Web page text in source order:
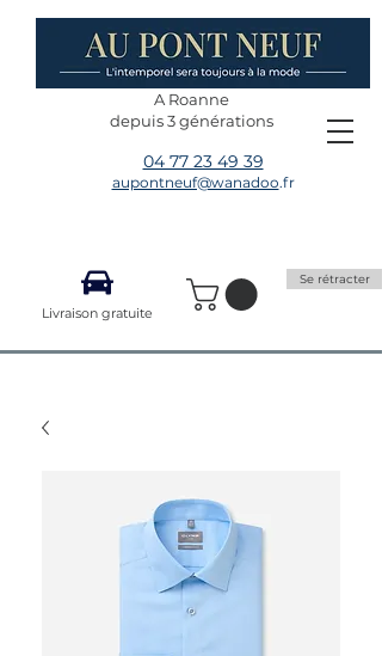
04 77 23 49 39
aupontneuf@wanadoo.fr
A Roanne
depuis 3 générations
Livraison gratuite
Se rétracter